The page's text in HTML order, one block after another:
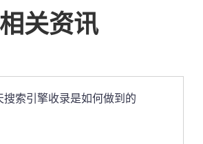
相关资讯
搜索引擎收录是如何做到的